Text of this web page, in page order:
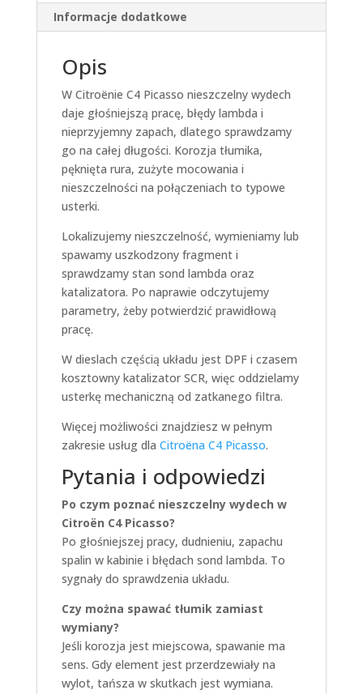
Informacje dodatkowe
Opis
W Citroënie C4 Picasso nieszczelny wydech
daje głośniejszą pracę, błędy lambda i
nieprzyjemny zapach, dlatego sprawdzamy
go na całej długości. Korozja tłumika,
pęknięta rura, zużyte mocowania i
nieszczelności na połączeniach to typowe
usterki.
Lokalizujemy nieszczelność, wymieniamy lub
spawamy uszkodzony fragment i
sprawdzamy stan sond lambda oraz
katalizatora. Po naprawie odczytujemy
parametry, żeby potwierdzić prawidłową
pracę.
W dieslach częścią układu jest DPF i czasem
kosztowny katalizator SCR, więc oddzielamy
usterkę mechaniczną od zatkanego filtra.
Więcej możliwości znajdziesz w pełnym
zakresie usług dla Citroëna C4 Picasso.
Pytania i odpowiedzi
Po czym poznać nieszczelny wydech w
Citroën C4 Picasso?
Po głośniejszej pracy, dudnieniu, zapachu
spalin w kabinie i błędach sond lambda. To
sygnały do sprawdzenia układu.
Czy można spawać tłumik zamiast
wymiany?
Jeśli korozja jest miejscowa, spawanie ma
sens. Gdy element jest przerdzewiały na
wylot, tańsza w skutkach jest wymiana.